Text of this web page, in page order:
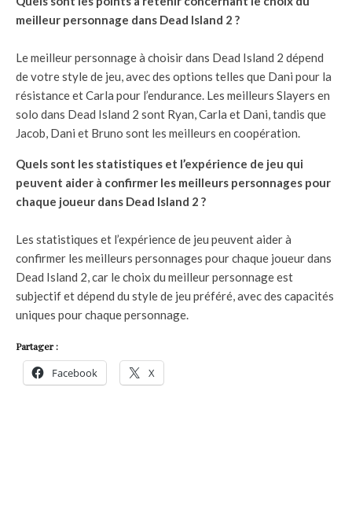
meilleur personnage dans Dead Island 2 ?
Le meilleur personnage à choisir dans Dead Island 2 dépend
de votre style de jeu, avec des options telles que Dani pour la
résistance et Carla pour l’endurance. Les meilleurs Slayers en
solo dans Dead Island 2 sont Ryan, Carla et Dani, tandis que
Jacob, Dani et Bruno sont les meilleurs en coopération.
Quels sont les statistiques et l’expérience de jeu qui
peuvent aider à confirmer les meilleurs personnages pour
chaque joueur dans Dead Island 2 ?
Les statistiques et l’expérience de jeu peuvent aider à
confirmer les meilleurs personnages pour chaque joueur dans
Dead Island 2, car le choix du meilleur personnage est
subjectif et dépend du style de jeu préféré, avec des capacités
uniques pour chaque personnage.
Partager :
Facebook X